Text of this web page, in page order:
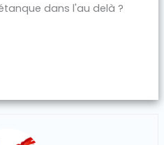
dans l'au delà ?